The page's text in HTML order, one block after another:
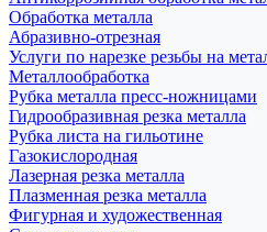
Обработка металла
Абразивно-отрезная
Услуги по нарезке резьбы на
Металлообработка
Рубка металла пресс-ножницами
Гидрообразивная резка металла
Рубка листа на гильотине
Газокислородная
Лазерная резка металла
Плазменная резка металла
Фигурная и художественная